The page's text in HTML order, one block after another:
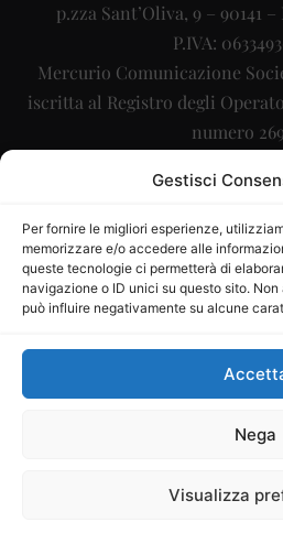
Gestisci
Per fornire le migliori esperienze,
memorizzare e/o accedere alle
queste tecnologie ci permetterà di
navigazione o ID unici su questo sito.
può influire negativamente su alcune
Nega
Visualizza
p.zza Sant’Oliva, 9 – 90141 –
P.IVA:
Mercurio Comunicazione
iscritta al Registro degli
numero
Sito gestito daLa Digitale srl